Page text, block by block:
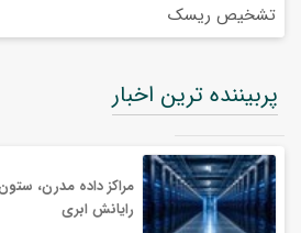
تشخیص ریسک
پربیننده ترین اخبار
مراکز داده مدرن،
رایانش ابری